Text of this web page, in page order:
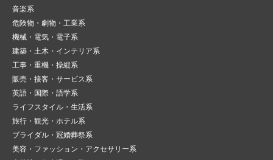
音楽系
危険物・劇物・工業系
機械・電気・電子系
建築・土木・インテリア系
工事・重機・操縦系
販売・接客・サービス系
英語・国際・語学系
ライフスタイル・生活系
旅行・観光・ホテル系
ブライダル・冠婚葬祭系
美容・ファッション・アクセサリー系